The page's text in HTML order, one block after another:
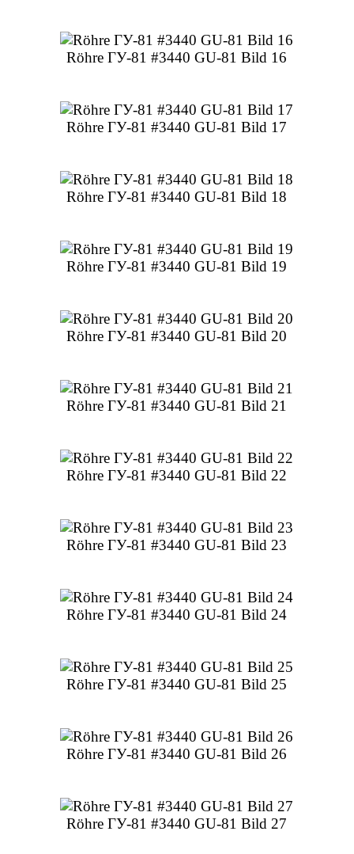
Röhre ГУ-81 #3440 GU-81 Bild 16
Röhre ГУ-81 #3440 GU-81 Bild 17
Röhre ГУ-81 #3440 GU-81 Bild 18
Röhre ГУ-81 #3440 GU-81 Bild 19
Röhre ГУ-81 #3440 GU-81 Bild 20
Röhre ГУ-81 #3440 GU-81 Bild 21
Röhre ГУ-81 #3440 GU-81 Bild 22
Röhre ГУ-81 #3440 GU-81 Bild 23
Röhre ГУ-81 #3440 GU-81 Bild 24
Röhre ГУ-81 #3440 GU-81 Bild 25
Röhre ГУ-81 #3440 GU-81 Bild 26
Röhre ГУ-81 #3440 GU-81 Bild 27